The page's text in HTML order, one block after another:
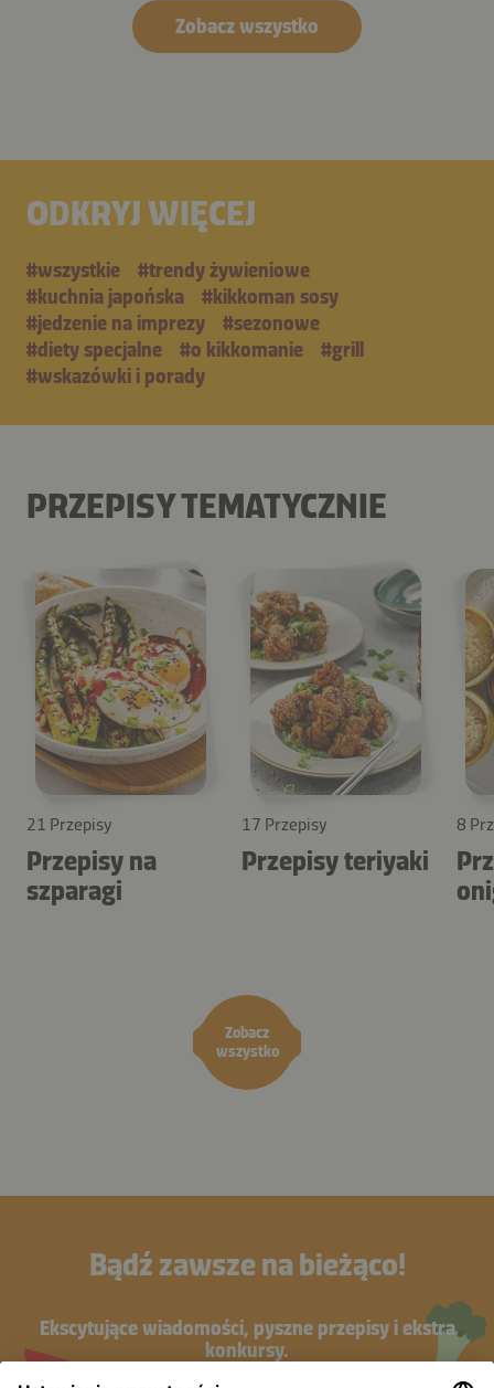
Zobacz wszystko
ODKRYJ WIĘCEJ
#wszystkie
#trendy żywieniowe
#kuchnia japońska
#kikkoman sosy
#jedzenie na imprezy
#sezonowe
#diety specjalne
#o kikkomanie
#grill
#wskazówki i porady
PRZEPISY TEMATYCZNIE
Zobacz
wszystko
21 Przepisy
Przepisy na
szparagi
17 Przepisy
Przepisy teriyaki
8
Bądź zawsze na bieżąco!
Ekscytujące wiadomości, pyszne przepisy i ekstra
konkursy.